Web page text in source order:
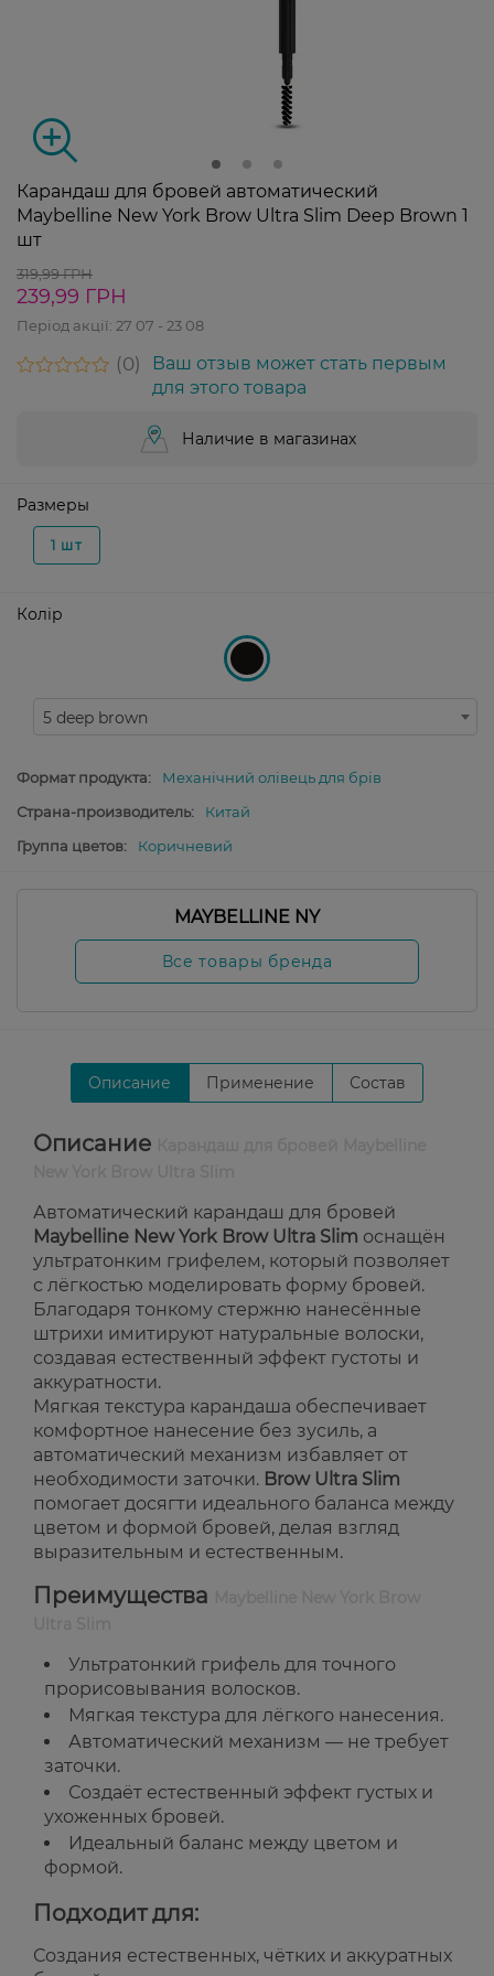
Карандаш для бровей автоматический
Maybelline New York Brow Ultra Slim Deep Brown 1
шт
319,99 ГРН
239,99 ГРН
Період акції: 27 07 - 23 08
0
Ваш отзыв может стать первым
для этого товара
Наличие в магазинах
Размеры
1 шт
Колір
5 deep brown
Формат продукта:
Механічний олівець для брів
Страна-производитель:
Китай
Группа цветов:
Коричневий
MAYBELLINE NY
Все товары бренда
Описание Применение Состав
Описание
Автоматический карандаш для бровей
Maybelline New York Brow Ultra Slim оснащён
ультратонким грифелем, который позволяет
с лёгкостью моделировать форму бровей.
Благодаря тонкому стержню нанесённые
штрихи имитируют натуральные волоски,
создавая естественный эффект густоты и
аккуратности.
Мягкая текстура карандаша обеспечивает
комфортное нанесение без зусиль, а
автоматический механизм избавляет от
необходимости заточки. Brow Ultra Slim
помогает досягти идеального баланса между
цветом и формой бровей, делая взгляд
выразительным и естественным.
Преимущества
Ультратонкий грифель для точного
прорисовывания волосков.
Мягкая текстура для лёгкого нанесения.
Автоматический механизм — не требует
заточки.
Создаёт естественный эффект густых и
ухоженных бровей.
Идеальный баланс между цветом и
формой.
Подходит для:
Создания естественных, чётких и аккуратных